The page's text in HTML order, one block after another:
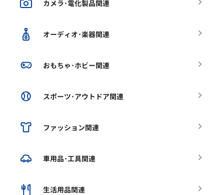
カメラ･電化製品関連
オーディオ･楽器関連
おもちゃ･ホビー関連
スポーツ･アウトドア関連
ファッション関連
車用品･工具関連
生活用品関連